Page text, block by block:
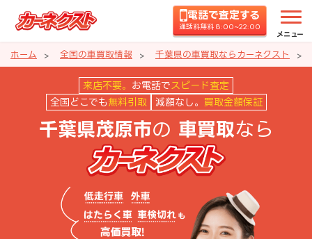
電話で査定する
通話料無料 8:00~22:00
メニュー
ホーム 全国の車買取情報 千葉県の車買取ならカーネクスト
千葉県茂原市の車買取ならカー
来店不要。 お電話で スピード査定
全国どこでも 無料引取 減額なし。 買取金額保証
千葉県茂原市の 車買取なら